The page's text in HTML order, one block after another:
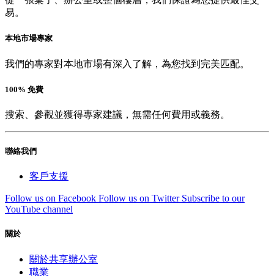
易。
本地市場專家
我們的專家對本地市場有深入了解，為您找到完美匹配。
100% 免費
搜索、參觀並獲得專家建議，無需任何費用或義務。
聯絡我們
客戶支援
Follow us on Facebook Follow us on Twitter Subscribe to our
YouTube channel
關於
關於共享辦公室
職業